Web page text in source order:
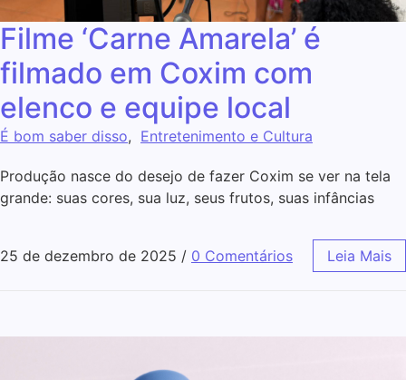
Filme ‘Carne Amarela’ é
filmado em Coxim com
elenco e equipe local
É bom saber disso, Entretenimento e Cultura
Produção nasce do desejo de fazer Coxim se ver na tela
grande: suas cores, sua luz, seus frutos, suas infâncias
25 de dezembro de 2025 / 0 Comentários Leia Mais